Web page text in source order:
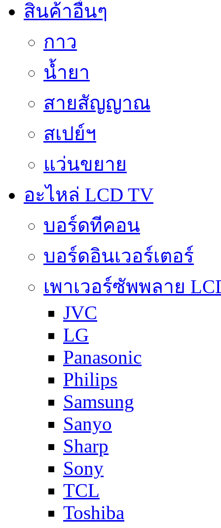
สินค้าอื่นๆ
กาว
น้ำยา
สายสัญญาณ
สเปย์ฯ
แว่นขยาย
อะไหล่ LCD TV
บอร์ดทีคอน
บอร์ดอินเวอร์เตอร์
เพาเวอร์ซัพพลาย
JVC
LG
Panasonic
Philips
Samsung
Sanyo
Sharp
Sony
TCL
Toshiba